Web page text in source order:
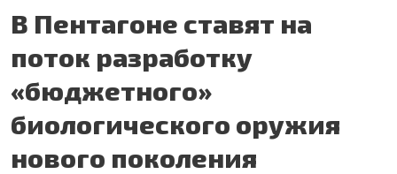
В Пентагоне ставят на
поток разработку
«бюджетного»
биологического оружия
нового поколения